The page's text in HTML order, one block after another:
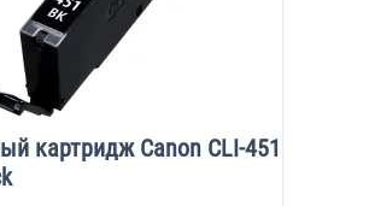
картридж Canon CLI-451